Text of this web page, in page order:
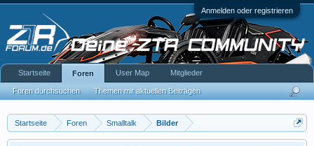
Anmelden oder registrieren
Startseite Foren Smalltalk Bilder
Startseite Foren
Foren durchsuchen Themen mit aktuellen Beiträgen
User Map Mitglieder